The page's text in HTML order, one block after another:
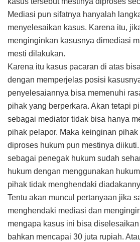
Mediasi pun sifatnya hanyalah
menyelesaikan kasus. Karena itu,
menginginkan kasusnya dimediasi
mesti dilakukan.
Karena itu kasus pacaran di atas
dengan memperjelas posisi
penyelesaiannya bisa memenuhi
pihak yang berperkara. Akan tetapi
sebagai mediator tidak bisa hanya
pihak pelapor. Maka keinginan
diproses hukum pun mestinya
sebagai penegak hukum sudah
hukum dengan menggunakan
pihak tidak menghendaki
Tentu akan muncul pertanyaan jika
menghendaki mediasi dan
mengapa kasus ini bisa
bahkan mencapai 30 juta rupiah.